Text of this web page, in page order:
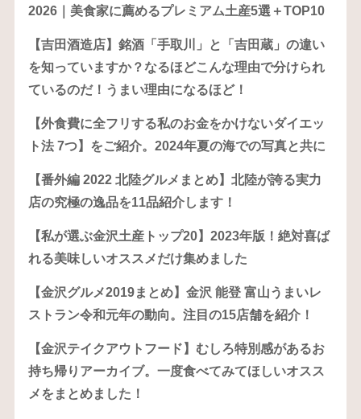
2026｜美食家に薦めるプレミアム土産5選＋TOP10
【吉田酒造店】銘酒「手取川」と「吉田蔵」の違い
を知っていますか？なるほどこんな理由で分けられ
ているのだ！うまい理由になるほど！
【外食費に全フリする私のお金をかけないダイエッ
ト法 7つ】をご紹介。2024年夏の海での写真と共に
【番外編 2022 北陸グルメまとめ】北陸が誇る実力
店の究極の逸品を11品紹介します！
【私が選ぶ金沢土産トップ20】2023年版！絶対喜ば
れる美味しいオススメだけ集めました
【金沢グルメ2019まとめ】金沢 能登 富山うまいレ
ストラン令和元年の動向。注目の15店舗を紹介！
【金沢テイクアウトフード】むしろ特別感があるお
持ち帰りアーカイブ。一度食べてみてほしいオスス
メをまとめました！